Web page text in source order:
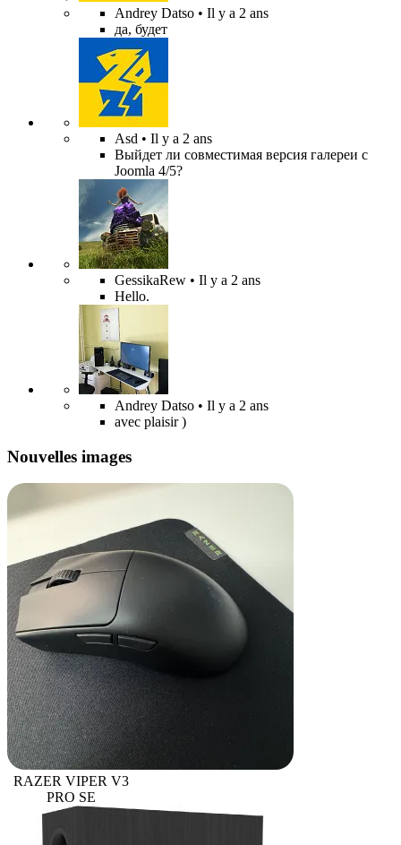
Andrey Datso • Il y a 2 ans
да, будет
Asd • Il y a 2 ans
Выйдет ли совместимая версия галереи с
Joomla 4/5?
GessikaRew • Il y a 2 ans
Hello.
Andrey Datso • Il y a 2 ans
avec plaisir )
Nouvelles images
RAZER VIPER V3
PRO SE